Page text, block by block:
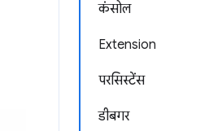
कंसोल
Extension
परसिस्टेंस
डीबगर